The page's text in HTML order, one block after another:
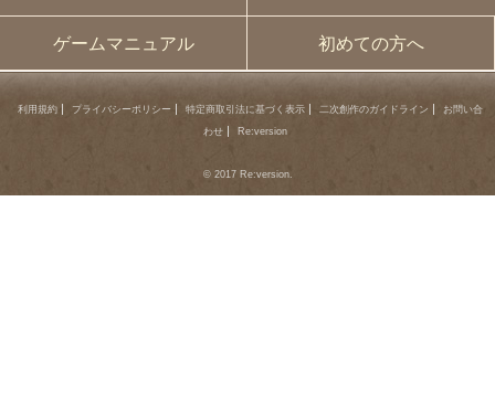
ゲームマニュアル 初めての方へ
利用規約 プライバシーポリシー 特定商取引法に基づく表示 二次創作のガイドライン
お問い合
わせ
Re:version
© 2017 Re:version.